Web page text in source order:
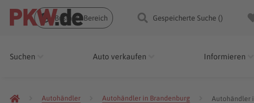
Business Bereich Gespeicherte Suche ()
Suchen Auto verkaufen Informieren
Autohändler Autohändler in Brandenburg Autohändler